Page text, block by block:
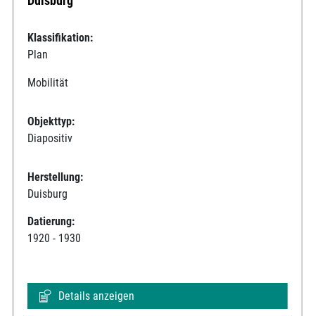
Klassifikation:
Plan
Mobilität
Objekttyp:
Diapositiv
Herstellung:
Duisburg
Datierung:
1920 - 1930
Details anzeigen